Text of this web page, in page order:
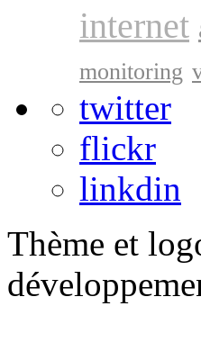
internet
monitoring
twitter
flickr
linkdin
Thème et